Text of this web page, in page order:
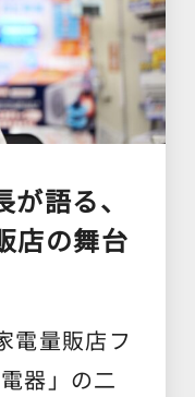
語る、
店の舞台
電量販店フ
器」の二